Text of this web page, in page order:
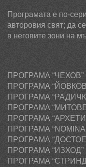
Програмата е по-
авторовия свят; да
в неговите зони на
ПРОГРАМА “ЧЕХОВ”
ПРОГРАМА
ПРОГРАМА
ПРОГРАМА
ПРОГРАМА
ПРОГРАМА “NOMINA
ПРОГРАМА
ПРОГРАМА “ИЗХОД”
ПРОГРАМА